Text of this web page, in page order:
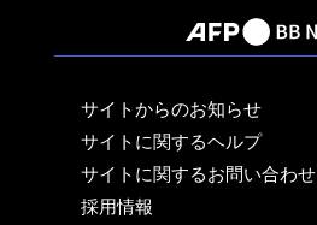
サイトからのお知らせ
サイトに関するヘルプ
サイトに関するお問い合わせ
採用情報